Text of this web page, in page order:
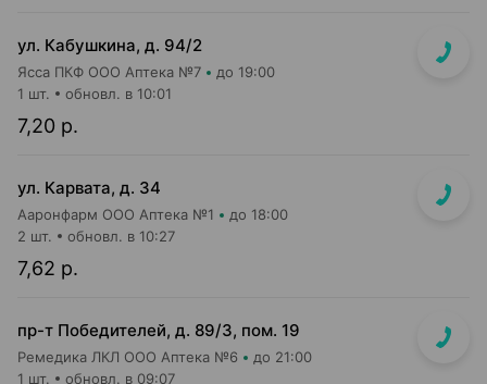
ул. Кабушкина, д. 94/2
Ясса ПКФ ООО Аптека №7 до 19:00
7,20 р.
1 шт. обновл. в 10:01
ул. Карвата, д. 34
Ааронфарм ООО Аптека №1 до 18:00
7,62 р.
2 шт. обновл. в 10:27
пр-т Победителей, д. 89/3, пом. 19
Ремедика ЛКЛ ООО Аптека №6 до 21:00
1 шт. обновл. в 09:07